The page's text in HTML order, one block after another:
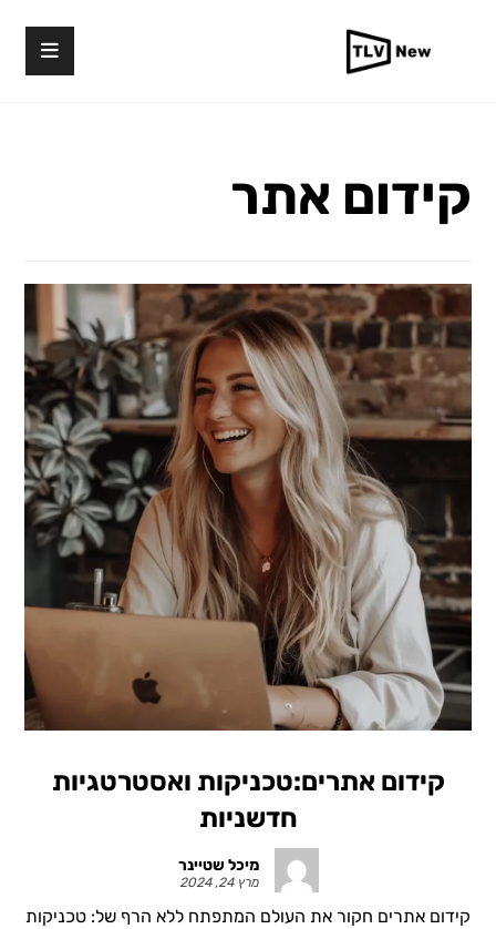
קידום אתר
קידום אתרים:טכניקות ואסטרטגיות
חדשניות
מיכל שטיינר
מרץ 24, 2024
קידום אתרים חקור את העולם המתפתח ללא הרף של: טכניקות